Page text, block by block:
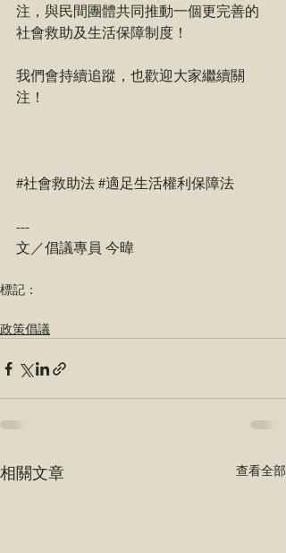
注，與民間團體共同推動一個更完善的
社會救助及生活保障制度！
我們會持續追蹤，也歡迎大家繼續關
注！
#社會救助法#適足生活權利保障法
---
文／倡議專員 今暐
標記：
政策倡議
相關文章 查看全部